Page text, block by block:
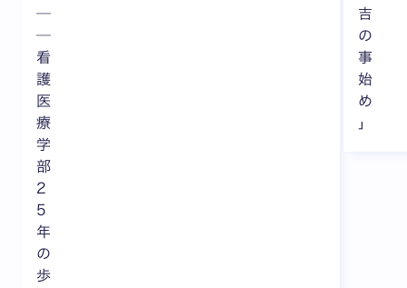
─
─
看
護
医
療
学
部
2
5
年
の
歩
吉
の
事
始
め
」